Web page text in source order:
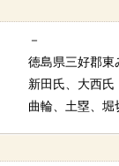
－
徳島県三好郡東
新田氏、大西氏
曲輪、土塁、堀